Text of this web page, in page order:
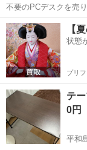
不要のPCデスクを売
個、USBポート×2個
さい。 発送不可。車
東京 大田区
【
状態
プリフ
テ
0円
平和